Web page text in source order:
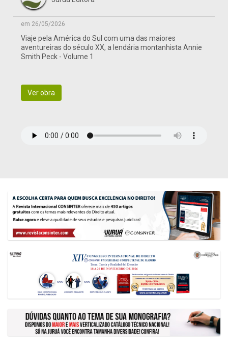
em 26/05/2026
Viaje pela América do Sul com uma das maiores
aventureiras do século XX, a lendária montanhista Annie
Smith Peck - Volume 1
Ver obra